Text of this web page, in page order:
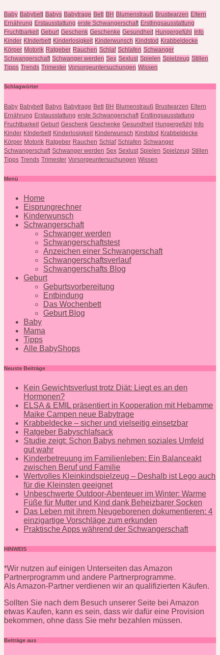
Baby Babybett Babys Babytrage Bett BH Blumenstrauß Brustwarzen Eltern
Ernährung Erstausstattung erste Schwangerschaft Erstlingsausstattung
Fruchtbarkeit Geburt Geschenk Geschenke Gesundheit Hungergefühl
Info
Kinder KInderbett Kinderlosigkeit Kinderwunsch Kindstod Krabbeldecke
Körper Motorik Ratgeber Rauchen Schlaf Schlafen Schwanger
Schwangerschaft Schwanger werden Sex Sexlust Spielen Spielzeug Stillen
Tipps Trends Trimester Vorsorgeuntersuchungen Wissen
Schlagwörter
Baby Babybett Babys Babytrage Bett BH Blumenstrauß Brustwarzen Eltern
Ernährung Erstausstattung erste Schwangerschaft Erstlingsausstattung
Fruchtbarkeit Geburt Geschenk Geschenke Gesundheit Hungergefühl
Info
Kinder KInderbett Kinderlosigkeit Kinderwunsch Kindstod Krabbeldecke
Körper Motorik Ratgeber Rauchen Schlaf Schlafen Schwanger
Schwangerschaft Schwanger werden Sex Sexlust Spielen Spielzeug Stillen
Tipps Trends Trimester Vorsorgeuntersuchungen Wissen
Menü
Home
Eisprungrechner
Kinderwunsch
Schwangerschaft
Schwanger werden
Schwangerschaftstest
Anzeichen einer Schwangerschaft
Schwangerschaftsverlauf
Schwangerschafts Blog
Geburt
Geburtsvorbereitung
Entbindung
Das Wochenbett
Geburt Blog
Baby
Mama
Tipps
Alle BabyShops
Neuste Beiträge
Kein Gewichtsverlust trotz Diät: Liegt es an den
Hormonen?
ELSA & EMIL präsentiert in Kooperation mit Hebamme
Maike Campen neue Babytrage
Krabbeldecke – sicher und vielseitig einsetzbar
Ratgeber Babyschlafsack
Studie zeigt: Schon Babys nehmen soziales Umfeld
gut wahr
Kinderbetreuung im Familienleben: Ein Balanceakt
zwischen Beruf und Familie
Wertvolles Kleinkindspielzeug – Deshalb ist Lego auch
für die Kleinsten geeignet
Unbeschwerte Outdoor-Abenteuer im Winter: Warme
Füße für Mutter und Kind dank Beheizbarer Socken
Das Leben mit ihrem Neugeborenen dokumentieren: 4
einzigartige Vorschläge zum erkunden
Praktische Apps während der Schwangerschaft
HINWEIS
*Wir nutzen auf einigen Unterseiten das Amazon
Partnerprogramm und andere Partnerprogramme.
Als Amazon-Partner verdienen wir an qualifizierten Käufen.
Sollten Sie nach dem Besuch unserer Seite bei Amazon
etwas Kaufen, kann es sein, dass wir dafür eine Provision
bekommen, ohne dass Sie mehr bezahlen müssen.
Beiträge aus